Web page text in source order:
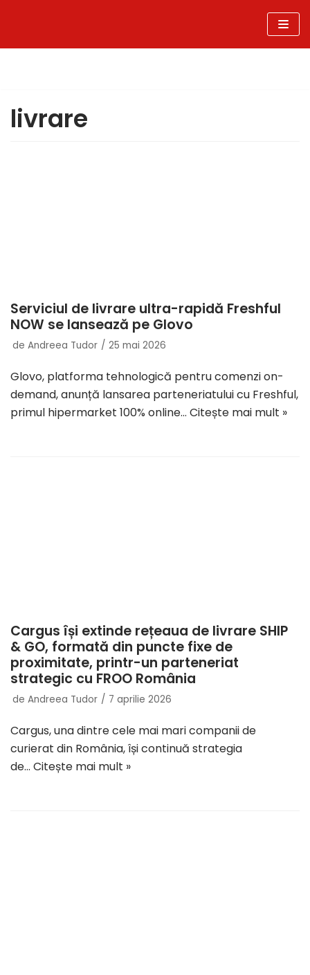
livrare
Serviciul de livrare ultra-rapidă Freshful
NOW se lansează pe Glovo
de Andreea Tudor 25 mai 2026
Glovo, platforma tehnologică pentru comenzi on-
demand, anunță lansarea parteneriatului cu Freshful,
primul hipermarket 100% online… Citește mai mult »
Cargus își extinde rețeaua de livrare SHIP
& GO, formată din puncte fixe de
proximitate, printr-un parteneriat
strategic cu FROO România
de Andreea Tudor 7 aprilie 2026
Cargus, una dintre cele mai mari companii de
curierat din România, își continuă strategia
de… Citește mai mult »